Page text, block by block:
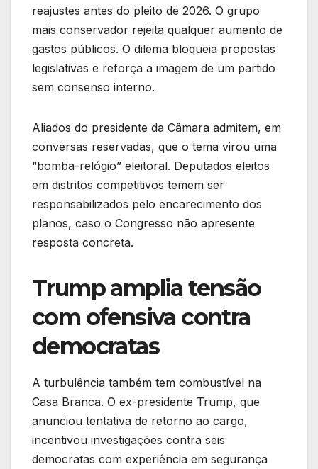
reajustes antes do pleito de 2026. O grupo
mais conservador rejeita qualquer aumento de
gastos públicos. O dilema bloqueia propostas
legislativas e reforça a imagem de um partido
sem consenso interno.
Aliados do presidente da Câmara admitem, em
conversas reservadas, que o tema virou uma
“bomba-relógio” eleitoral. Deputados eleitos
em distritos competitivos temem ser
responsabilizados pelo encarecimento dos
planos, caso o Congresso não apresente
resposta concreta.
Trump amplia tensão
com ofensiva contra
democratas
A turbulência também tem combustível na
Casa Branca. O ex-presidente Trump, que
anunciou tentativa de retorno ao cargo,
incentivou investigações contra seis
democratas com experiência em segurança